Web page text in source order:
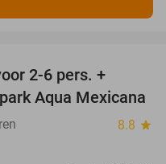
2-6 pers. +
Aqua Mexicana
8.8 star